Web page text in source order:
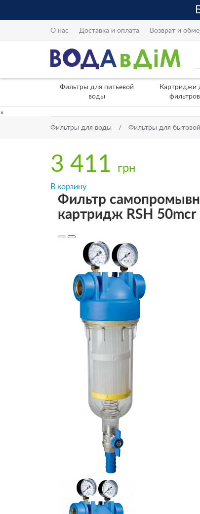
О нас Доставка и оплата Возврат и
Фильтры для питьевой
воды
Картриджи
фильтров
×
Фильтры для воды Фильтры для
3 411 грн
В корзину
Фильтр
картридж RSH 50mcr